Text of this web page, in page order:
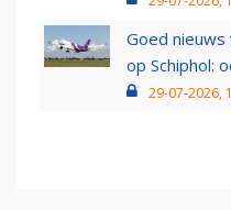
Goed
op Schiphol:
29-07-2026,